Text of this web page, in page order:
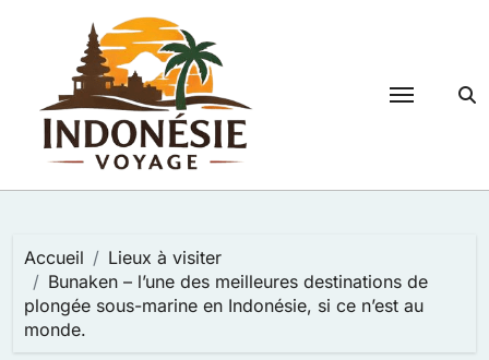
Accueil
Lieux à visiter
Bunaken – l’une des meilleures destinations de
plongée sous-marine en Indonésie, si ce n’est au
monde.